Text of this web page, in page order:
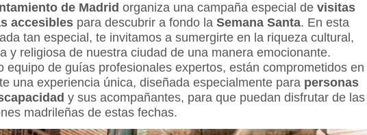
de Madrid organiza una campaña especial de visitas
accesibles para descubrir a fondo la Semana Santa. En esta
tan especial, te invitamos a sumergirte en la riqueza cultural,
y religiosa de nuestra ciudad de una manera emocionante.
equipo de guías profesionales expertos, están comprometidos en
una experiencia única, diseñada especialmente para personas
y sus acompañantes, para que puedan disfrutar de las
madrileñas de estas fechas.